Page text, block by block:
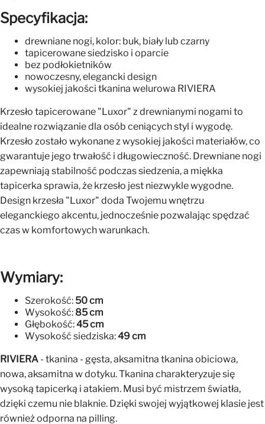
Specyfikacja:
drewniane nogi, kolor: buk, biały lub czarny
tapicerowane siedzisko i oparcie
bez podłokietników
nowoczesny, elegancki design
wysokiej jakości tkanina welurowa RIVIERA
Krzesło tapicerowane "Luxor" z drewnianymi nogami to
idealne rozwiązanie dla osób ceniących styl i wygodę.
Krzesło zostało wykonane z wysokiej jakości materiałów, co
gwarantuje jego trwałość i długowieczność. Drewniane nogi
zapewniają stabilność podczas siedzenia, a miękka
tapicerka sprawia, że krzesło jest niezwykle wygodne.
Design krzesła "Luxor" doda Twojemu wnętrzu
eleganckiego akcentu, jednocześnie pozwalając spędzać
czas w komfortowych warunkach.
Wymiary:
Szerokość: 50 cm
Wysokość: 85 cm
Głębokość:45 cm
Wysokość siedziska:49 cm
RIVIERA - tkanina - gęsta, aksamitna tkanina obiciowa,
nowa, aksamitna w dotyku. Tkanina charakteryzuje się
wysoką tapicerką i atakiem. Musi być mistrzem światła,
dzięki czemu nie blaknie. Dzięki swojej wyjątkowej klasie jest
również odporna na pilling.